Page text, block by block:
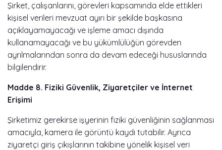
Şirket, çalışanlarını, görevleri kapsamında elde ettikleri
kişisel verileri mevzuat ayırı bir şekilde başkasına
açıklayamayacağı ve işleme amacı dışında
kullanamayacağı ve bu yükümlülüğün görevden
ayrılmalarından sonra da devam edeceği hususlarında
bilgilendirir.
Madde 8. Fiziki Güvenlik, Ziyaretçiler ve İnternet
Erişimi
Şirketimiz gerekirse işyerinin fiziki güvenliğinin sağlanması
amacıyla, kamera ile görüntü kaydı tutabilir. Ayrıca
ziyaretçi giriş çıkışlarının takibine yönelik kişisel veri